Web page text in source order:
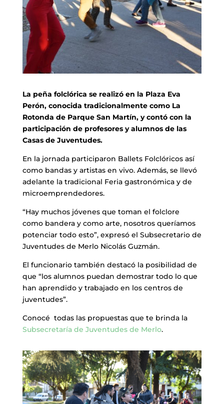
La peña folclórica se realizó en la Plaza Eva
Perón, conocida tradicionalmente como La
Rotonda de Parque San Martín, y contó con la
participación de profesores y alumnos de las
Casas de Juventudes.
En la jornada participaron Ballets Folclóricos así
como bandas y artistas en vivo. Además, se llevó
adelante la tradicional Feria gastronómica y de
microemprendedores.
“Hay muchos jóvenes que toman el folclore
como bandera y como arte, nosotros queríamos
potenciar todo esto”, expresó el Subsecretario de
Juventudes de Merlo Nicolás Guzmán.
El funcionario también destacó la posibilidad de
que “los alumnos puedan demostrar todo lo que
han aprendido y trabajado en los centros de
juventudes”.
Conocé todas las propuestas que te brinda la
Subsecretaría de Juventudes de Merlo.